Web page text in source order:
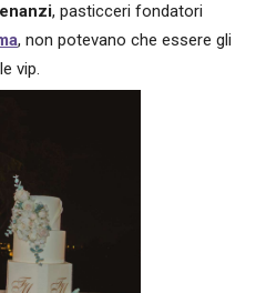
, pasticceri fondatori
, non potevano che essere gli
vip.